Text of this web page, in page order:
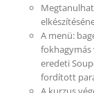
A menü:
fokhagymás
eredeti
fordított